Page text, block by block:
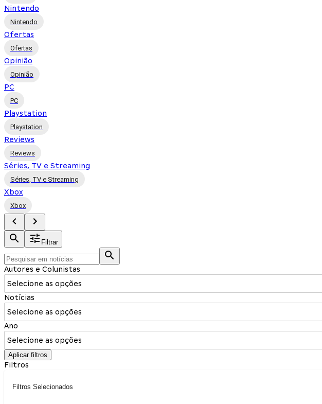
Nintendo
Nintendo
Ofertas
Ofertas
Opinião
Opinião
PC
PC
Playstation
Playstation
Reviews
Reviews
Séries, TV e Streaming
Séries, TV e Streaming
Xbox
Xbox
Filtrar
Autores e Colunistas
Selecione as opções
Notícias
Selecione as opções
Ano
Selecione as opções
Aplicar filtros
Filtros
Filtros Selecionados